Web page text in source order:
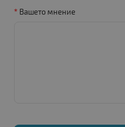
Вашето мнение